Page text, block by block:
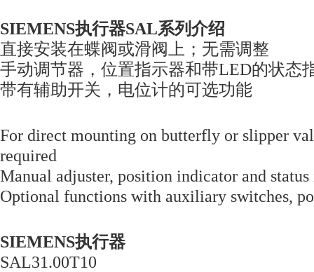
SIEMENS执行器SAL系列介绍
直接安装在蝶阀或滑阀上；无需调整
手动调节器，位置指示器和带LED的状态
带有辅助开关，电位计的可选功能
For direct mounting on butterfly or slipper
required
Manual adjuster, position indicator and
Optional functions with auxiliary switches,
SIEMENS执行器
SAL31.00T10